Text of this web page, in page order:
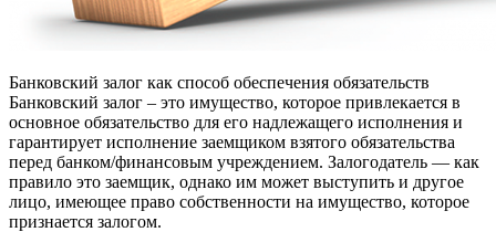
Банковский залог как способ обеспечения обязательств
Банковский залог – это имущество, которое привлекается в
основное обязательство для его надлежащего исполнения и
гарантирует исполнение заемщиком взятого обязательства
перед банком/финансовым учреждением. Залогодатель — как
правило это заемщик, однако им может выступить и другое
лицо, имеющее право собственности на имущество, которое
признается залогом.